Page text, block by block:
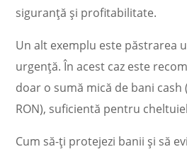
siguranță și profitabilitate.
Un alt exemplu este păstrarea
urgență. În acest caz este
doar o sumă mică de bani cash
RON), suficientă pentru
Cum să-ți protejezi banii și să